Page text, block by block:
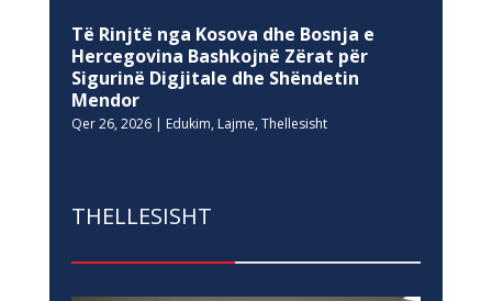
Të Rinjtë nga Kosova dhe Bosnja e
Hercegovina Bashkojnë Zërat për
Sigurinë Digjitale dhe Shëndetin
Mendor
Qer 26, 2026| Edukim, Lajme, Thellesisht
THELLESISHT